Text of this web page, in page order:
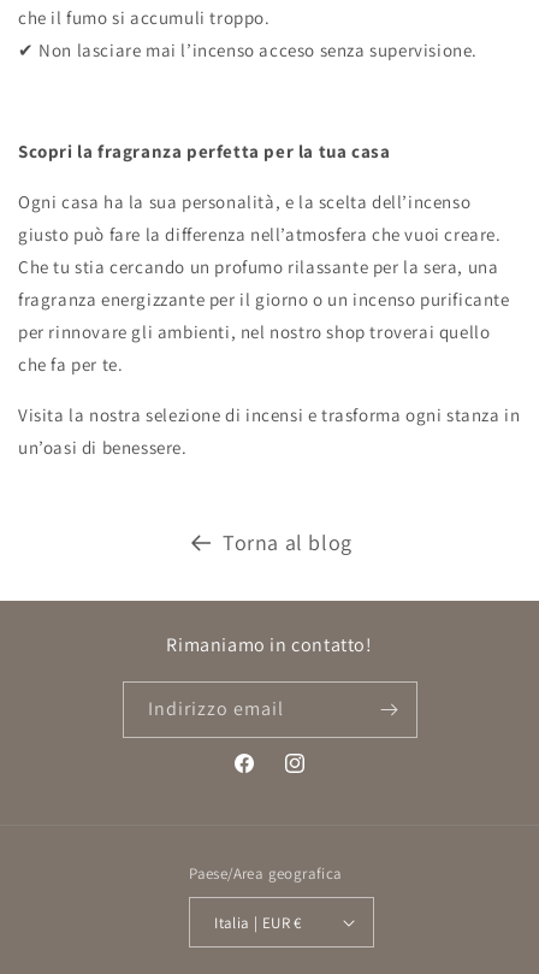
che il fumo si accumuli troppo.
✔ Non lasciare mai l’incenso acceso senza supervisione.
Scopri la fragranza perfetta per la tua casa
Ogni casa ha la sua personalità, e la scelta dell’incenso
giusto può fare la differenza nell’atmosfera che vuoi creare.
Che tu stia cercando un profumo rilassante per la sera, una
fragranza energizzante per il giorno o un incenso purificante
per rinnovare gli ambienti, nel nostro shop troverai quello
che fa per te.
Visita la nostra selezione di incensi e trasforma ogni stanza in
un’oasi di benessere.
Torna al blog
Rimaniamo in contatto!
Indirizzo email
FacebookInstagram
Paese/Area geografica
Italia | EUR €